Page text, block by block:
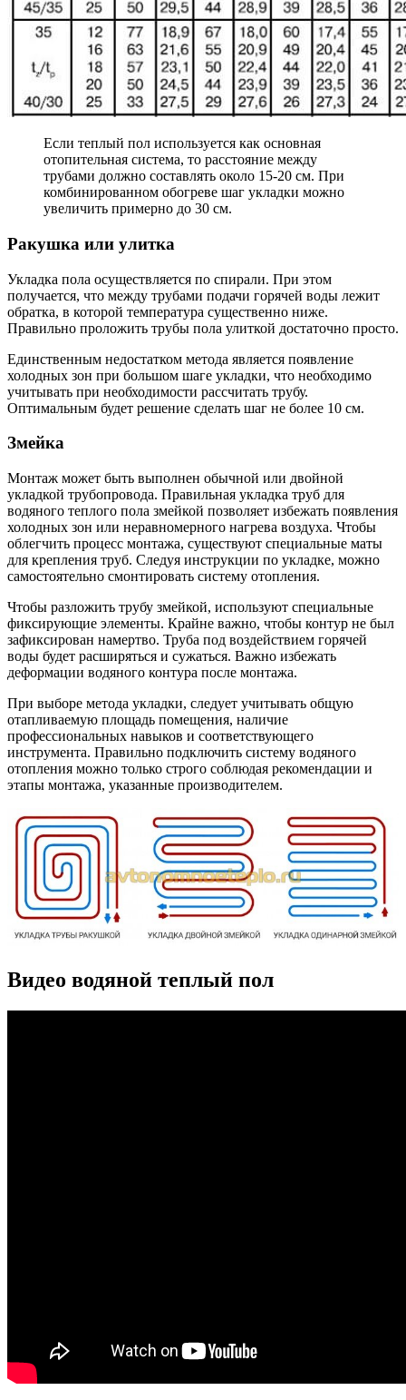
Если теплый пол используется как основная
отопительная система, то расстояние между
трубами должно составлять около 15-20 см. При
комбинированном обогреве шаг укладки можно
увеличить примерно до 30 см.
Ракушка или улитка
Укладка пола осуществляется по спирали. При этом
получается, что между трубами подачи горячей воды лежит
обратка, в которой температура существенно ниже.
Правильно проложить трубы пола улиткой достаточно просто.
Единственным недостатком метода является появление
холодных зон при большом шаге укладки, что необходимо
учитывать при необходимости рассчитать трубу.
Оптимальным будет решение сделать шаг не более 10 см.
Змейка
Монтаж может быть выполнен обычной или двойной
укладкой трубопровода. Правильная укладка труб для
водяного теплого пола змейкой позволяет избежать появления
холодных зон или неравномерного нагрева воздуха. Чтобы
облегчить процесс монтажа, существуют специальные маты
для крепления труб. Следуя инструкции по укладке, можно
самостоятельно смонтировать систему отопления.
Чтобы разложить трубу змейкой, используют специальные
фиксирующие элементы. Крайне важно, чтобы контур не был
зафиксирован намертво. Труба под воздействием горячей
воды будет расширяться и сужаться. Важно избежать
деформации водяного контура после монтажа.
При выборе метода укладки, следует учитывать общую
отапливаемую площадь помещения, наличие
профессиональных навыков и соответствующего
инструмента. Правильно подключить систему водяного
отопления можно только строго соблюдая рекомендации и
этапы монтажа, указанные производителем.
Видео водяной теплый пол